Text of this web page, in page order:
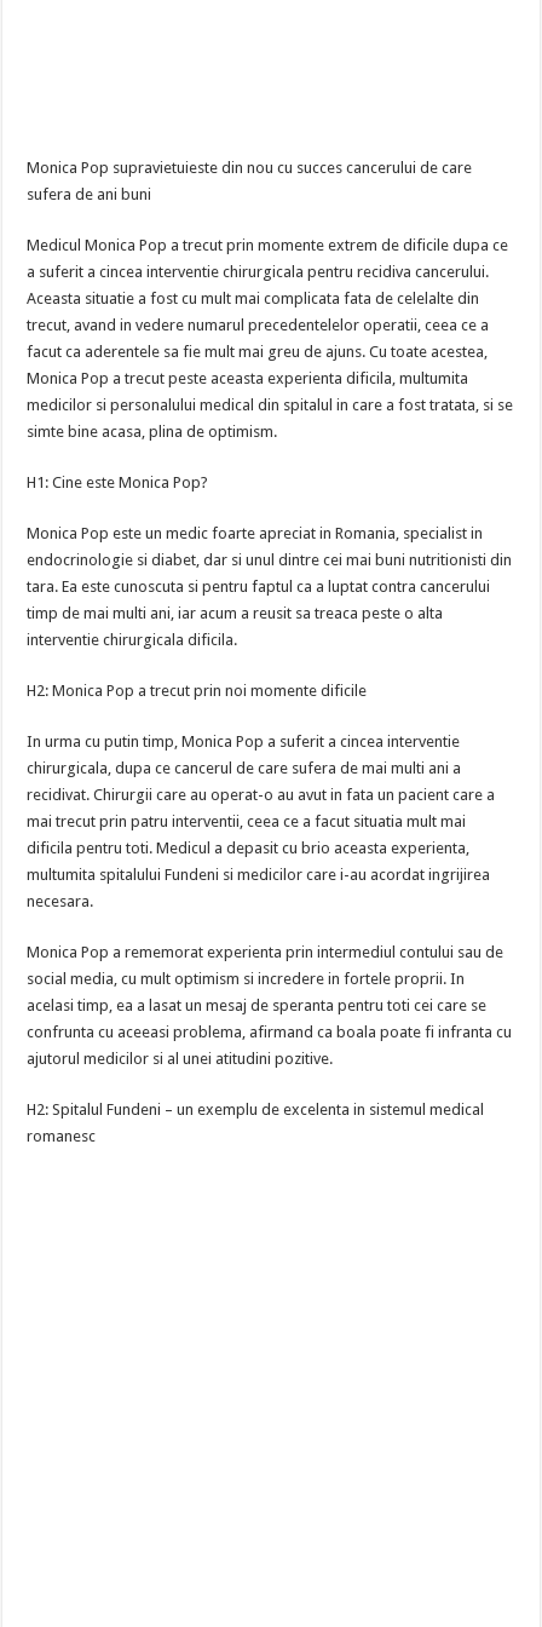
Monica Pop supravietuieste din nou cu succes cancerului de care
sufera de ani buni
Medicul Monica Pop a trecut prin momente extrem de dificile dupa ce
a suferit a cincea interventie chirurgicala pentru recidiva cancerului.
Aceasta situatie a fost cu mult mai complicata fata de celelalte din
trecut, avand in vedere numarul precedentelelor operatii, ceea ce a
facut ca aderentele sa fie mult mai greu de ajuns. Cu toate acestea,
Monica Pop a trecut peste aceasta experienta dificila, multumita
medicilor si personalului medical din spitalul in care a fost tratata, si se
simte bine acasa, plina de optimism.
H1: Cine este Monica Pop?
Monica Pop este un medic foarte apreciat in Romania, specialist in
endocrinologie si diabet, dar si unul dintre cei mai buni nutritionisti din
tara. Ea este cunoscuta si pentru faptul ca a luptat contra cancerului
timp de mai multi ani, iar acum a reusit sa treaca peste o alta
interventie chirurgicala dificila.
H2: Monica Pop a trecut prin noi momente dificile
In urma cu putin timp, Monica Pop a suferit a cincea interventie
chirurgicala, dupa ce cancerul de care sufera de mai multi ani a
recidivat. Chirurgii care au operat-o au avut in fata un pacient care a
mai trecut prin patru interventii, ceea ce a facut situatia mult mai
dificila pentru toti. Medicul a depasit cu brio aceasta experienta,
multumita spitalului Fundeni si medicilor care i-au acordat ingrijirea
necesara.
Monica Pop a rememorat experienta prin intermediul contului sau de
social media, cu mult optimism si incredere in fortele proprii. In
acelasi timp, ea a lasat un mesaj de speranta pentru toti cei care se
confrunta cu aceeasi problema, afirmand ca boala poate fi infranta cu
ajutorul medicilor si al unei atitudini pozitive.
H2: Spitalul Fundeni – un exemplu de excelenta in sistemul medical
romanesc